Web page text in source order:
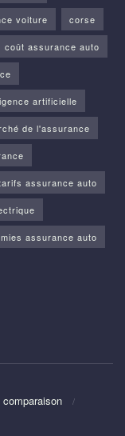
voiture corse
coût assurance auto
artificielle
de l'assurance
assurance auto
assurance auto
comparaison